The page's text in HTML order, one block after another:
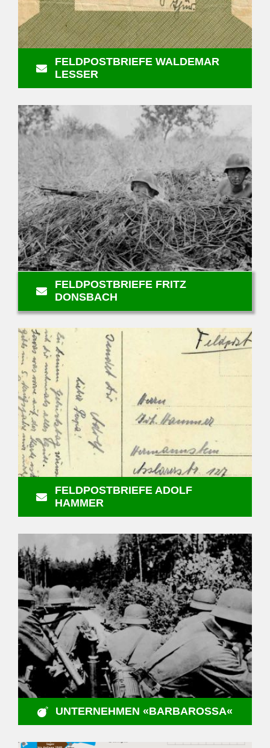
FELDPOSTBRIEFE WALDEMAR
LESSER
FELDPOSTBRIEFE FRITZ
DONSBACH
FELDPOSTBRIEFE ADOLF
HAMMER
UNTERNEHMEN «BARBAROSSA«